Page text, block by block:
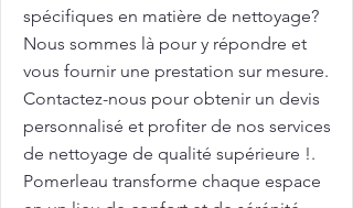
spécifiques en matière de nettoyage?
Nous sommes là pour y répondre et
vous fournir une prestation sur mesure.
Contactez-nous pour obtenir un devis
personnalisé et profiter de nos services
de nettoyage de qualité supérieure !.
Pomerleau transforme chaque espace